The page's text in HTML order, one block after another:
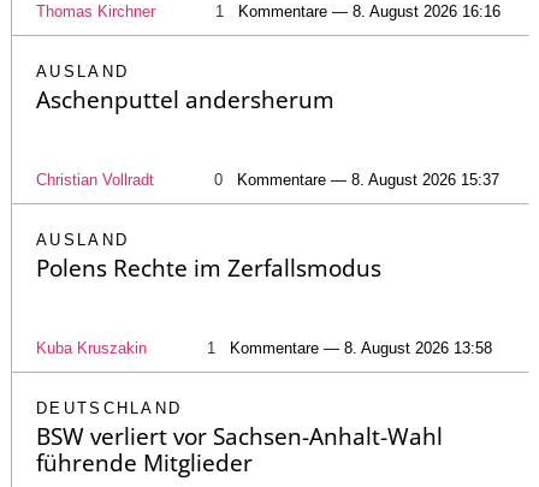
Thomas Kirchner 1 Kommentare — 8. August 2026 16:16
AUSLAND
Aschenputtel andersherum
Christian Vollradt 0 Kommentare — 8. August 2026 15:37
AUSLAND
Polens Rechte im Zerfallsmodus
Kuba Kruszakin 1 Kommentare — 8. August 2026 13:58
DEUTSCHLAND
BSW verliert vor Sachsen-Anhalt-Wahl
führende Mitglieder